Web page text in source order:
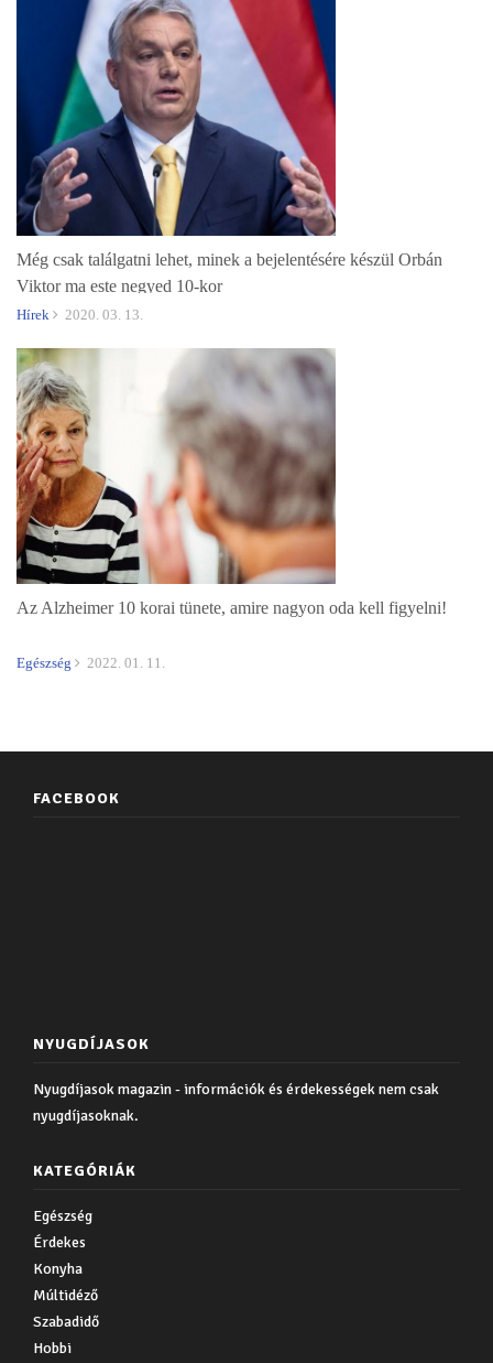
Még csak találgatni lehet, minek a bejelentésére készül Orbán
Viktor ma este negyed 10-kor
Hírek 2020. 03. 13.
Az Alzheimer 10 korai tünete, amire nagyon oda kell figyelni!
Egészség 2022. 01. 11.
FACEBOOK
NYUGDÍJASOK
Nyugdíjasok magazin - információk és érdekességek nem csak
nyugdíjasoknak.
KATEGÓRIÁK
Egészség
Érdekes
Konyha
Múltidéző
Szabadidő
Hobbi